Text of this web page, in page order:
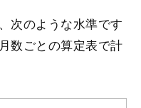
次のような水準です
数ごとの算定表で計